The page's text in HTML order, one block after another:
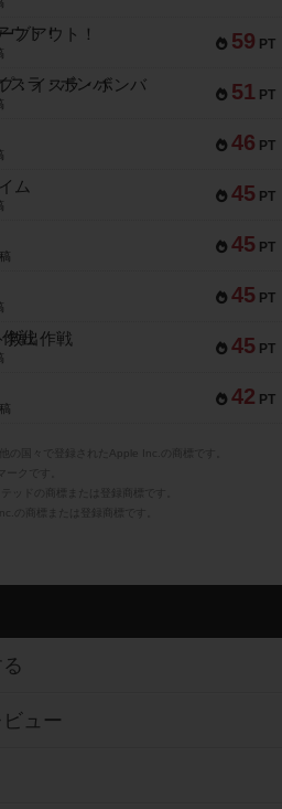
59 PT
ブアウト！
51 PT
：イスラ・ボンバ
46 PT
45 PT
ム
45 PT
45 PT
45 PT
救出作戦
42 PT
の国々で登録されたApple Inc.の商標です。
クです。
ッドの商標または登録商標です。
の商標または登録商標です。
ュー